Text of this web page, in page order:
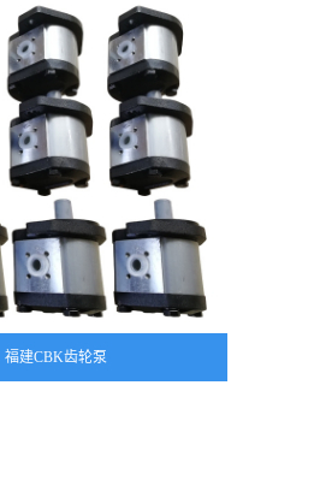
福建CBK齿轮泵